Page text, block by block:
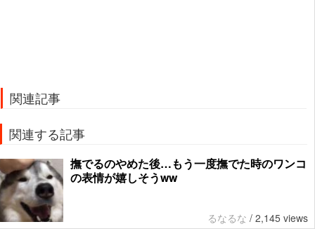
関連記事
関連する記事
撫でるのやめた後…もう一度撫でた時のワンコ
の表情が嬉しそうww
るなるな / 2,145 views